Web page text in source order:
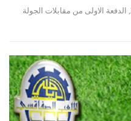
دارت عشية اليوم السبت 16 نوفمبر 2019, الدفعة الاولى من مقابلات الجولة